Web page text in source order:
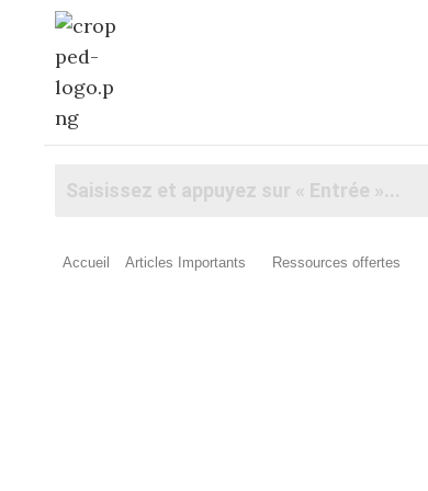
Accueil Articles Importants Ressources offertes